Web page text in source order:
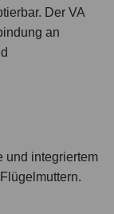
Der VA
an
und integriertem